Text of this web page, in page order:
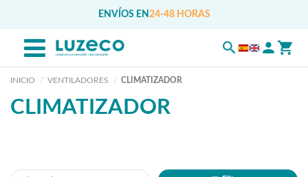
ENVÍOS EN 24-48 HORAS
INICIO VENTILADORES CLIMATIZADOR
CLIMATIZADOR